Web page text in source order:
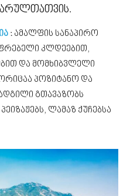
: ამალფის სანაპირო
კლდეებით,
და მომხიბვლელი
პოზიტანო და
გთავაზობს
ლამაზ ქუჩებსა